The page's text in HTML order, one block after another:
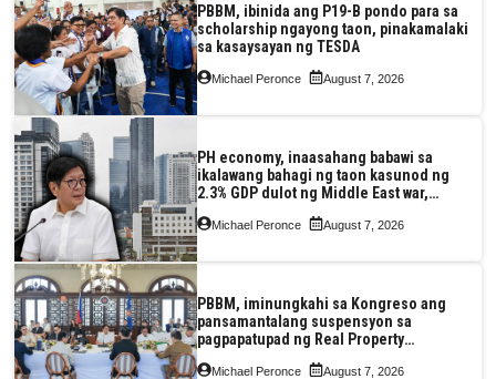
PBBM, ibinida ang P19-B pondo para sa
scholarship ngayong taon, pinakamalaki
sa kasaysayan ng TESDA
Michael Peronce August 7, 2026
PH economy, inaasahang babawi sa
ikalawang bahagi ng taon kasunod ng
2.3% GDP dulot ng Middle East war,
pagkaantala ng public construction
Michael Peronce August 7, 2026
PBBM, iminungkahi sa Kongreso ang
pansamantalang suspensyon sa
pagpapatupad ng Real Property
Valuation and Assessment Reform Act
Michael Peronce August 7, 2026